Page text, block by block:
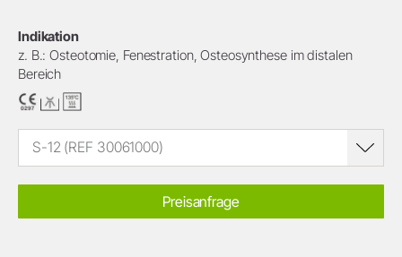
Indikation
z. B.: Osteotomie, Fenestration, Osteosynthese im distalen
Bereich
S-12 (REF 30061000)
Preisanfrage